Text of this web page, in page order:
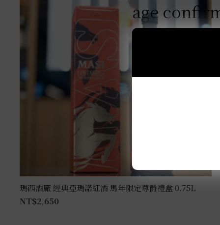
瑪西酒廠 經典亞瑪諾紅酒 馬年限定尊爵禮盒 0.75L
NT$2,650
age